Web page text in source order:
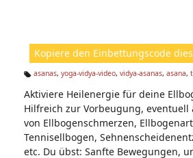
Kopiere den Einbettungscode
g
s:
asanas, yoga-vidya-video, vidya-asanas, asana,
Aktiviere Heilenergie für deine
Hilfreich zur Vorbeugung, eventuell
von Ellbogenschmerzen,
Tennisellbogen,
etc. Du übst: Sanfte Bewegungen,